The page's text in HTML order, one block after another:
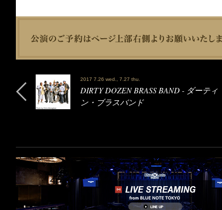
2017 7.26 wed., 7.27 thu.
DIRTY DOZEN BRASS BAND - ダーティ
ン・ブラスバンド